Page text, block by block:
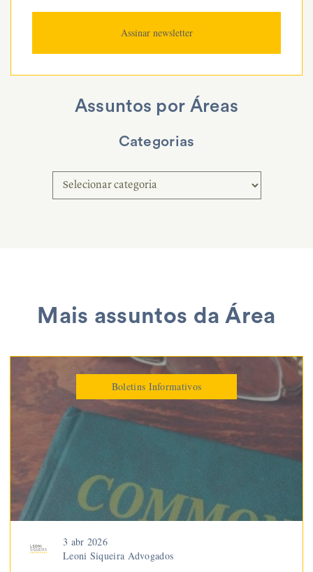
Assuntos por Áreas
Categorias
Mais assuntos da Área
Boletins Informativos
3 abr 2026
Leoni Siqueira Advogados